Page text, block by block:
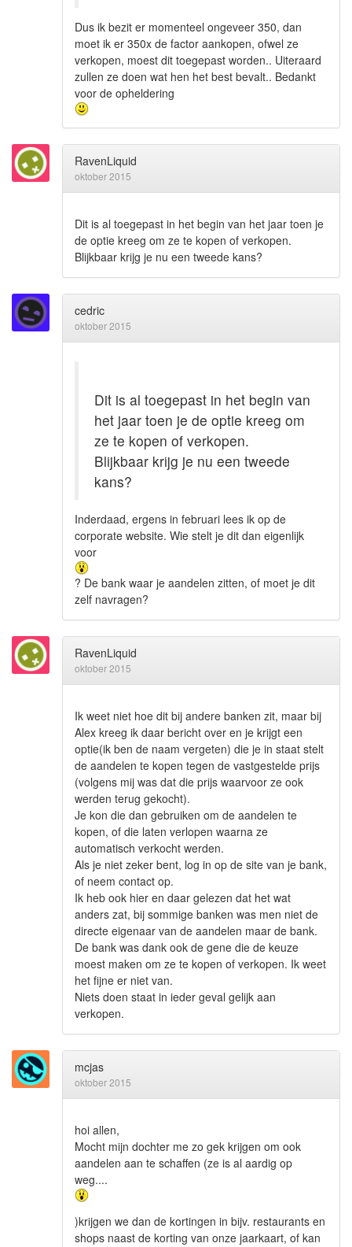
Dus ik bezit er momenteel ongeveer 350, dan
moet ik er 350x de factor aankopen, ofwel ze
verkopen, moest dit toegepast worden.. Uiteraard
zullen ze doen wat hen het best bevalt.. Bedankt
voor de opheldering
RavenLiquid
oktober 2015
Dit is al toegepast in het begin van het jaar toen je
de optie kreeg om ze te kopen of verkopen.
Blijkbaar krijg je nu een tweede kans?
cedric
oktober 2015
Dit is al toegepast in het begin van
het jaar toen je de optie kreeg om
ze te kopen of verkopen.
Blijkbaar krijg je nu een tweede
kans?
Inderdaad, ergens in februari lees ik op de
corporate website. Wie stelt je dit dan eigenlijk
voor
? De bank waar je aandelen zitten, of moet je dit
zelf navragen?
RavenLiquid
oktober 2015
Ik weet niet hoe dit bij andere banken zit, maar bij
Alex kreeg ik daar bericht over en je krijgt een
optie(ik ben de naam vergeten) die je in staat stelt
de aandelen te kopen tegen de vastgestelde prijs
(volgens mij was dat die prijs waarvoor ze ook
werden terug gekocht).
Je kon die dan gebruiken om de aandelen te
kopen, of die laten verlopen waarna ze
automatisch verkocht werden.
Als je niet zeker bent, log in op de site van je bank,
of neem contact op.
Ik heb ook hier en daar gelezen dat het wat
anders zat, bij sommige banken was men niet de
directe eigenaar van de aandelen maar de bank.
De bank was dank ook de gene die de keuze
moest maken om ze te kopen of verkopen. Ik weet
het fijne er niet van.
Niets doen staat in ieder geval gelijk aan
verkopen.
mcjas
oktober 2015
hoi allen,
Mocht mijn dochter me zo gek krijgen om ook
aandelen aan te schaffen (ze is al aardig op
weg....
)krijgen we dan de kortingen in bijv. restaurants en
shops naast de korting van onze jaarkaart, of kan